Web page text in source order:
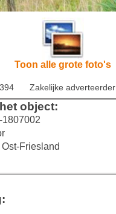
Toon alle grote foto's
Zakelijke adverteerder
object:
1807002
Friesland